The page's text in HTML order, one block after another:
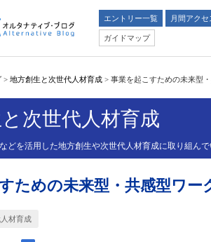
エントリー一覧 月間アク
ガイドマップ
> 地方創生と次世代人材育成 > 事業を起こすための未来型
次世代人材育成
どを活用した地方創生や次世代人材育成に取り組んで
ための未来型・共感型ワー
材育成